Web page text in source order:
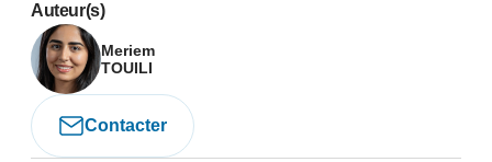
Auteur(s)
Meriem
TOUILI
Contacter